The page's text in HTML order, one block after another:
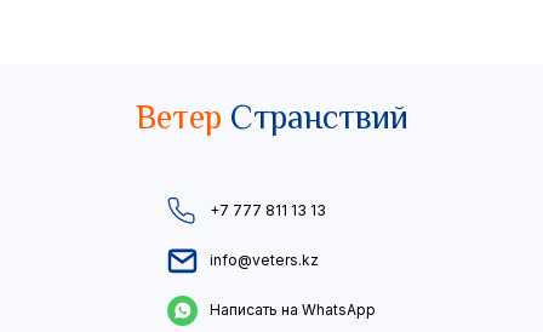
Ветер Странствий
+7 777 811 13 13
info@veters.kz
Написать на WhatsApp